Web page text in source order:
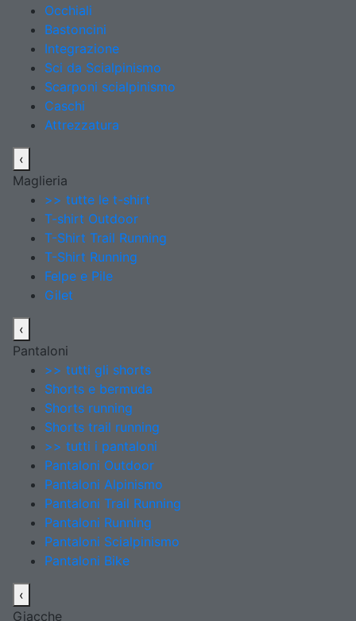
Occhiali
Bastoncini
Integrazione
Sci da Scialpinismo
Scarponi scialpinismo
Caschi
Attrezzatura
‹
Maglieria
>> tutte le t-shirt
T-shirt Outdoor
T-Shirt Trail Running
T-Shirt Running
Felpe e Pile
Gilet
‹
Pantaloni
>> tutti gli shorts
Shorts e bermuda
Shorts running
Shorts trail running
>> tutti i pantaloni
Pantaloni Outdoor
Pantaloni Alpinismo
Pantaloni Trail Running
Pantaloni Running
Pantaloni Scialpinismo
Pantaloni Bike
‹
Giacche